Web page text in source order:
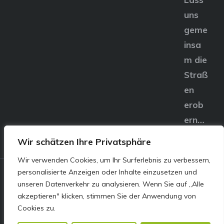
Wir schätzen Ihre Privatsphäre
Wir verwenden Cookies, um Ihr Surferlebnis zu verbessern,
personalisierte Anzeigen oder Inhalte einzusetzen und
unseren Datenverkehr zu analysieren. Wenn Sie auf „Alle
akzeptieren" klicken, stimmen Sie der Anwendung von
Cookies zu.
uns
geme
insa
m die
Straß
en
erob
ern…
© E&S Motors GmbH,
Linzer Straße 83 4240
Freistadt